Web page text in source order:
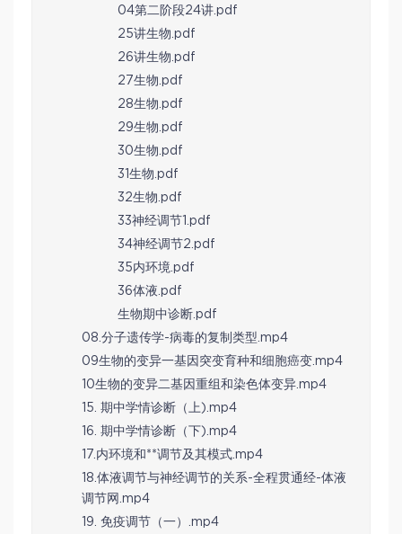
04第二阶段24讲.pdf
25讲生物.pdf
26讲生物.pdf
27生物.pdf
28生物.pdf
29生物.pdf
30生物.pdf
31生物.pdf
32生物.pdf
33神经调节1.pdf
34神经调节2.pdf
35内环境.pdf
36体液.pdf
生物期中诊断.pdf
08.分子遗传学-病毒的复制类型.mp4
09生物的变异一基因突变育种和细胞癌变.mp4
10生物的变异二基因重组和染色体变异.mp4
15. 期中学情诊断（上).mp4
16. 期中学情诊断（下).mp4
17.内环境和**调节及其模式.mp4
18.体液调节与神经调节的关系-全程贯通经-体液
调节网.mp4
19. 免疫调节（一）.mp4